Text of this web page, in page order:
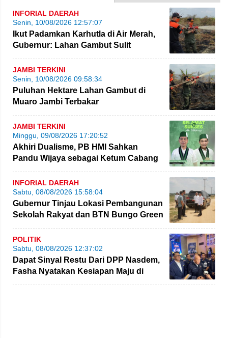
INFORIAL DAERAH
Senin, 10/08/2026 12:57:07
Ikut Padamkan Karhutla di Air Merah,
Gubernur: Lahan Gambut Sulit
Dipadamkan
JAMBI TERKINI
Senin, 10/08/2026 09:58:34
Puluhan Hektare Lahan Gambut di
Muaro Jambi Terbakar
JAMBI TERKINI
Minggu, 09/08/2026 17:20:52
Akhiri Dualisme, PB HMI Sahkan
Pandu Wijaya sebagai Ketum Cabang
Jambi
INFORIAL DAERAH
Sabtu, 08/08/2026 15:58:04
Gubernur Tinjau Lokasi Pembangunan
Sekolah Rakyat dan BTN Bungo Green
City
POLITIK
Sabtu, 08/08/2026 12:37:02
Dapat Sinyal Restu Dari DPP Nasdem,
Fasha Nyatakan Kesiapan Maju di
Pilgub Jambi